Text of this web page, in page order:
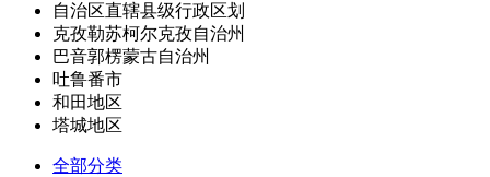
自治区直辖县级行政区划
克孜勒苏柯尔克孜自治州
巴音郭楞蒙古自治州
吐鲁番市
和田地区
塔城地区
全部分类